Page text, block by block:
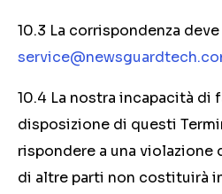
10.3 La corrispondenza
10.4 La nostra incapacità di
disposizione di questi
rispondere a una violazione
di altre parti non costituirà